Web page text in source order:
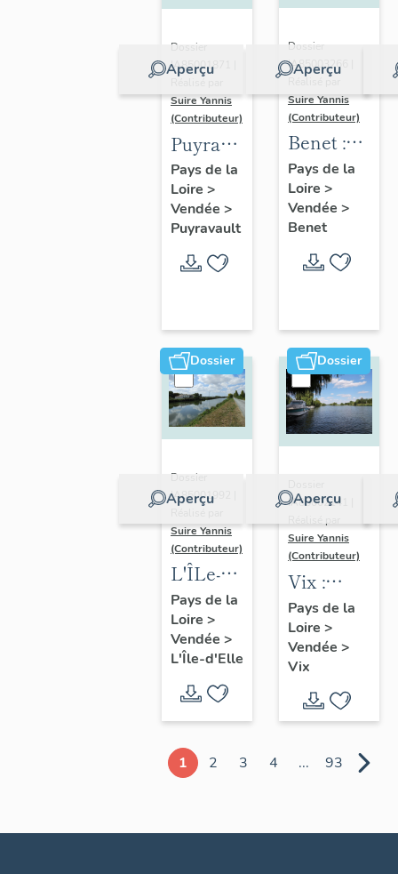
Aperçu
Dossier
IA85001871 |
Suire Yannis
(Contributeur)
Puyravault
:
présentation
de la
commune
Pays de la
Loire >
Vendée >
Puyravault
Aperçu
Dossier
IA85003266 |
Suire Yannis
(Contributeur)
Benet :
présentation
de la
commune
Pays de la
Loire >
Vendée >
Benet
Dossier
Aperçu
Dossier
IA85001992 |
Suire Yannis
(Contributeur)
L'ÎLe-
d'Elle :
présentation
de la
Pays de la
Loire >
Vendée >
L'Île-d'Elle
Dossier
Aperçu
IA85002141 |
Suire Yannis
(Contributeur)
Vix :
présentation
de la
commune
Pays de la
Loire >
Vendée >
Vix
1 2 3 4 ... 93